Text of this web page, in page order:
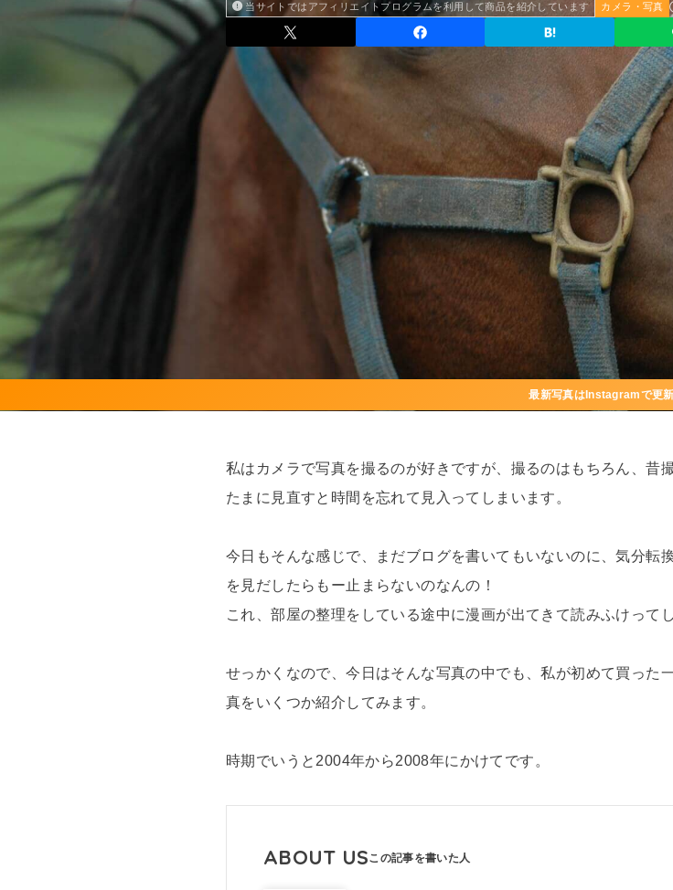
当サイトではアフィリエイトプログラムを利用して商品を紹介しています カメラ・写真
最新写真はInstagramで更
私はカメラで写真を撮るのが好きですが、撮るのはもちろん、昔
たまに見直すと時間を忘れて見入ってしまいます。
今日もそんな感じで、まだブログを書いてもいないのに、気分転
を見だしたらもー止まらないのなんの！
これ、部屋の整理をしている途中に漫画が出てきて読みふけって
せっかくなので、今日はそんな写真の中でも、私が初めて買った
真をいくつか紹介してみます。
時期でいうと2004年から2008年にかけてです。
ABOUT US